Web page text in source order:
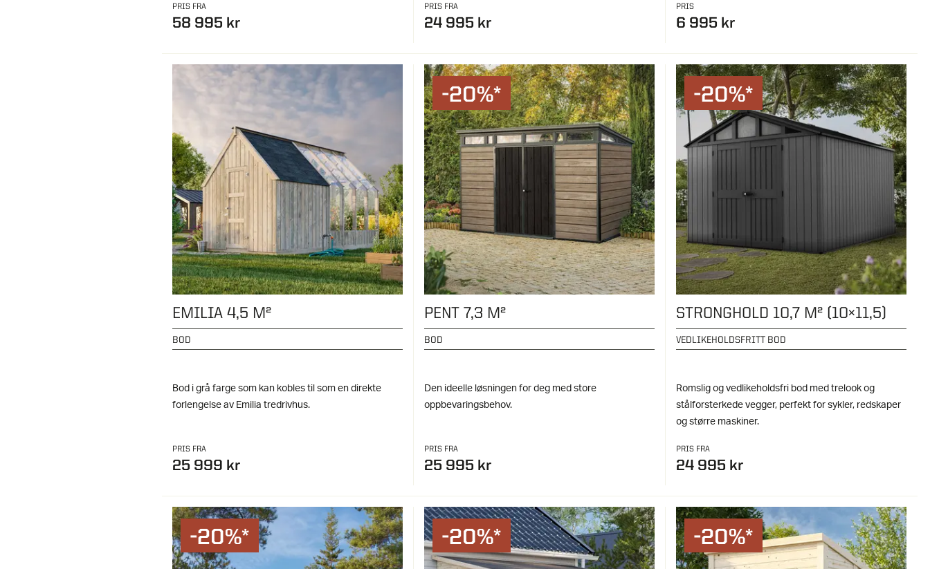
PRIS FRA
58 995 kr
PRIS FRA
24 995 kr
PRIS
6 995 kr
EMILIA 4,5 M²
BOD
Bod i grå farge som kan kobles til som en direkte
forlengelse av Emilia tredrivhus.
PRIS FRA
25 999 kr
-20%*
PENT 7,3 M²
BOD
Den ideelle løsningen for deg med store
oppbevaringsbehov.
PRIS FRA
25 995 kr
-20%*
STRONGHOLD 10,7 M² (10×11,5)
VEDLIKEHOLDSFRITT BOD
Romslig og vedlikeholdsfri bod med trelook og
stålforsterkede vegger, perfekt for sykler, redskaper
og større maskiner.
PRIS FRA
24 995 kr
-20%* -20%* -20%*